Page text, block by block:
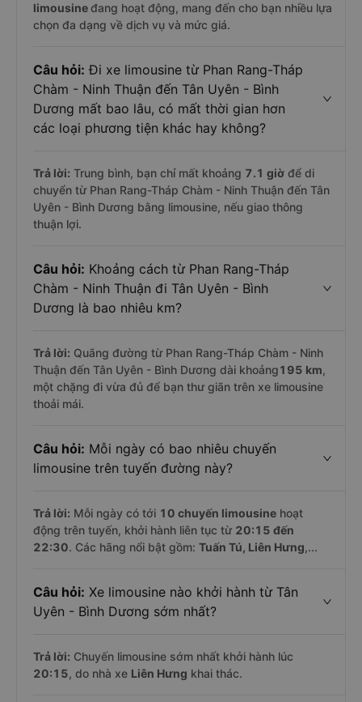
limousineđang hoạt động, mang đến cho bạn nhiều lựa
chọn đa dạng về dịch vụ và mức giá.
Câu hỏi: Đi xe limousine từ Phan Rang-Tháp
Chàm - Ninh Thuận đến Tân Uyên - Bình
Dương mất bao lâu, có mất thời gian hơn
các loại phương tiện khác hay không?
Trả lời: Trung bình, bạn chỉ mất khoảng 7.1 giờ để di
chuyển từ Phan Rang-Tháp Chàm - Ninh Thuận đến Tân
Uyên - Bình Dương bằng limousine, nếu giao thông
thuận lợi.
Câu hỏi: Khoảng cách từ Phan Rang-Tháp
Chàm - Ninh Thuận đi Tân Uyên - Bình
Dương là bao nhiêu km?
Trả lời: Quãng đường từ Phan Rang-Tháp Chàm - Ninh
Thuận đến Tân Uyên - Bình Dương dài khoảng195 km,
một chặng đi vừa đủ để bạn thư giãn trên xe limousine
thoải mái.
Câu hỏi: Mỗi ngày có bao nhiêu chuyến
limousine trên tuyến đường này?
Trả lời: Mỗi ngày có tới 10 chuyến limousine hoạt
động trên tuyến, khởi hành liên tục từ 20:15 đến
22:30. Các hãng nổi bật gồm: Tuấn Tú, Liên Hưng,...
Câu hỏi: Xe limousine nào khởi hành từ Tân
Uyên - Bình Dương sớm nhất?
Trả lời: Chuyến limousine sớm nhất khởi hành lúc
20:15, do nhà xe Liên Hưng khai thác.